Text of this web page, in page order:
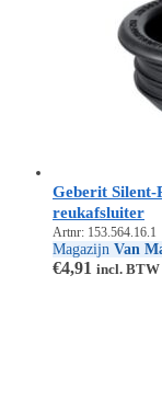
Geberit
reukafsluiter
Artnr: 153.564.16.1
Magazijn Van
€4,91 incl. BTW